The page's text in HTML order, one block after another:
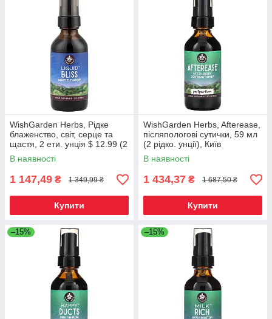
WishGarden Herbs, Рідке
блаженство, світ, серце та
щастя, 2 ети. унція $ 12.99 (2
рідк. унції), Київ
В наявності
1 147,49 ₴ 1 349,99 ₴
Купити
WishGarden Herbs, Afterease,
післяпологові сутички, 59 мл
(2 рідко. унції), Київ
В наявності
1 434,37 ₴ 1 687,50 ₴
Купити
–15% –15%